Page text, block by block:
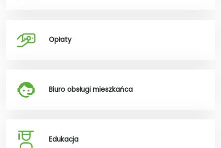
Opłaty
Biuro obsługi mieszkańca
Edukacja